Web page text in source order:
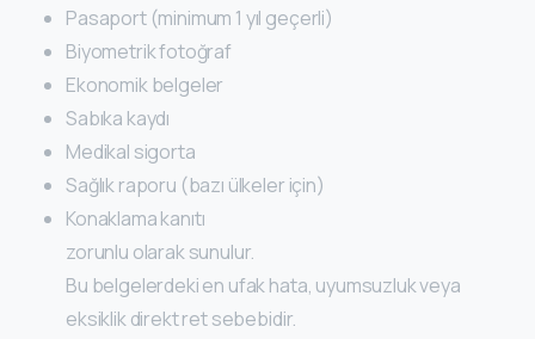
Pasaport (minimum 1 yıl geçerli)
Biyometrik fotoğraf
Ekonomik belgeler
Sabıka kaydı
Medikal sigorta
Sağlık raporu (bazı ülkeler için)
Konaklama kanıtı
zorunlu olarak sunulur.
Bu belgelerdeki en ufak hata, uyumsuzluk veya
eksiklik direkt ret sebebidir.